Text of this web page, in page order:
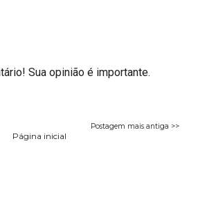
Sua opinião é importante.
Postagem mais antiga >>
Página inicial